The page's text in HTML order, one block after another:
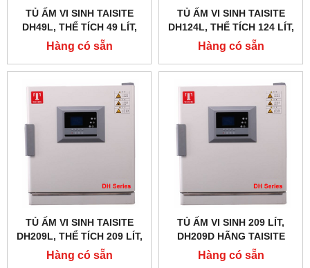
TỦ ẤM VI SINH TAISITE
DH49L, THỂ TÍCH 49 LÍT,
CÓ ĐÈN UV TIỆT TRÙNG
Hàng có sẵn
TỦ ẤM VI SINH TAISITE
DH124L, THỂ TÍCH 124 LÍT,
CÓ ĐÈN UV TIỆT TRÙNG
Hàng có sẵn
TỦ ẤM VI SINH TAISITE
DH209L, THỂ TÍCH 209 LÍT,
CÓ ĐÈN UV TIỆT TRÙNG
Hàng có sẵn
TỦ ẤM VI SINH 209 LÍT,
DH209D HÃNG TAISITE
Hàng có sẵn